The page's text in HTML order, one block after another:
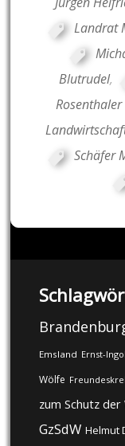
Landrat
Blutrudel,
Schäfer
Emsland Ernst-
Wölfe
zum Schutz der
GzSdW Helmut